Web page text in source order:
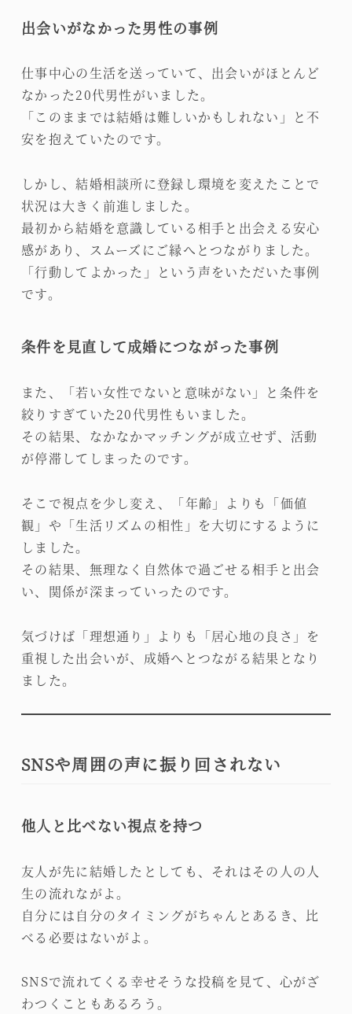
出会いがなかった男性の事例
仕事中心の生活を送っていて、出会いがほとんど
なかった20代男性がいました。
「このままでは結婚は難しいかもしれない」と不
安を抱えていたのです。
しかし、結婚相談所に登録し環境を変えたことで
状況は大きく前進しました。
最初から結婚を意識している相手と出会える安心
感があり、スムーズにご縁へとつながりました。
「行動してよかった」という声をいただいた事例
です。
条件を見直して成婚につながった事例
また、「若い女性でないと意味がない」と条件を
絞りすぎていた20代男性もいました。
その結果、なかなかマッチングが成立せず、活動
が停滞してしまったのです。
そこで視点を少し変え、「年齢」よりも「価値
観」や「生活リズムの相性」を大切にするように
しました。
その結果、無理なく自然体で過ごせる相手と出会
い、関係が深まっていったのです。
気づけば「理想通り」よりも「居心地の良さ」を
重視した出会いが、成婚へとつながる結果となり
ました。
SNSや周囲の声に振り回されない
他人と比べない視点を持つ
友人が先に結婚したとしても、それはその人の人
生の流れながよ。
自分には自分のタイミングがちゃんとあるき、比
べる必要はないがよ。
SNSで流れてくる幸せそうな投稿を見て、心がざ
わつくこともあるろう。